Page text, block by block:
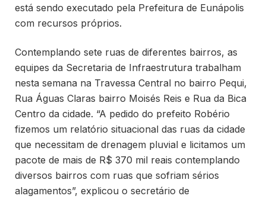
está sendo executado pela Prefeitura de Eunápolis
com recursos próprios.
Contemplando sete ruas de diferentes bairros, as
equipes da Secretaria de Infraestrutura trabalham
nesta semana na Travessa Central no bairro Pequi,
Rua Águas Claras bairro Moisés Reis e Rua da Bica
Centro da cidade. “A pedido do prefeito Robério
fizemos um relatório situacional das ruas da cidade
que necessitam de drenagem pluvial e licitamos um
pacote de mais de R$ 370 mil reais contemplando
diversos bairros com ruas que sofriam sérios
alagamentos”, explicou o secretário de